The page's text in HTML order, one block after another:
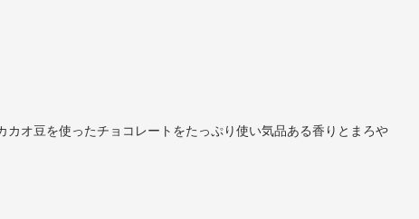
オ豆を使ったチョコレートをたっぷり使い気品ある香りとまろや